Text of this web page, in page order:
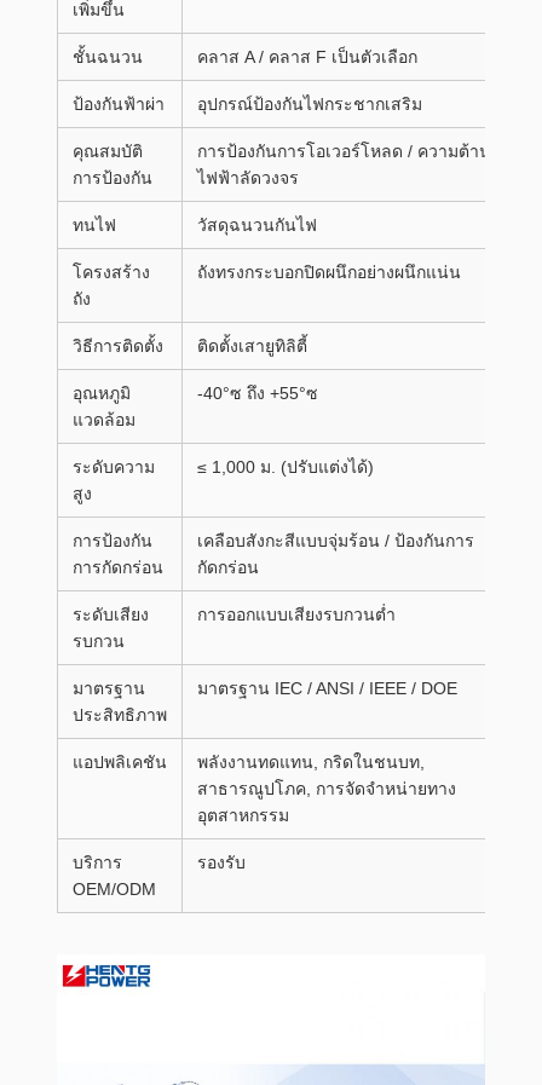
เพิ่มขึ้น
ชั้นฉนวน คลาส A / คลาส F เป็นตัวเลือก
ป้องกันฟ้าผ่า อุปกรณ์ป้องกันไฟกระชากเสริม
คุณสมบัติ
การป้องกัน
การป้องกันการโอเวอร์โหลด / ความต้านทาน
ไฟฟ้าลัดวงจร
ทนไฟ วัสดุฉนวนกันไฟ
โครงสร้าง
ถัง
ถังทรงกระบอกปิดผนึกอย่างผนึกแน่น
วิธีการติดตั้ง ติดตั้งเสายูทิลิตี้
อุณหภูมิ
แวดล้อม
-40°ซ ถึง +55°ซ
ระดับความ
สูง
≤ 1,000 ม. (ปรับแต่งได้)
การป้องกัน
การกัดกร่อน
เคลือบสังกะสีแบบจุ่มร้อน / ป้องกันการ
กัดกร่อน
ระดับเสียง
รบกวน
การออกแบบเสียงรบกวนต่ำ
มาตรฐาน
ประสิทธิภาพ
มาตรฐาน IEC / ANSI / IEEE / DOE
แอปพลิเคชัน
พลังงานทดแทน, กริดในชนบท,
สาธารณูปโภค, การจัดจำหน่ายทาง
อุตสาหกรรม
บริการ
OEM/ODM
รองรับ